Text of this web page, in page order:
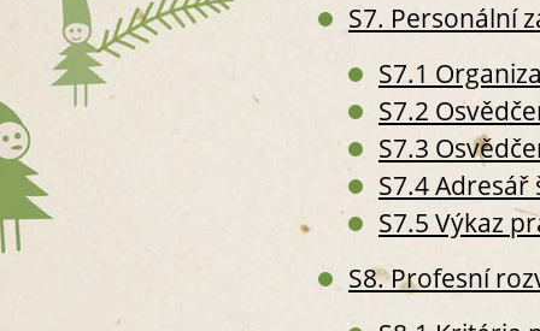
S7. Personální
S7.1
S7.2
S7.3
S7.4
S7.5 Výkaz
S8. Profesní